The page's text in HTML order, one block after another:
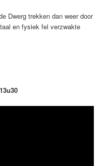
Dwerg trekken dan weer door
en fysiek fel verzwakte
13u30